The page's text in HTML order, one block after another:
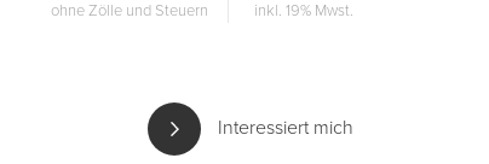
inkl. 19% Mwst.
ohne Zölle und Steuern
Interessiert mich